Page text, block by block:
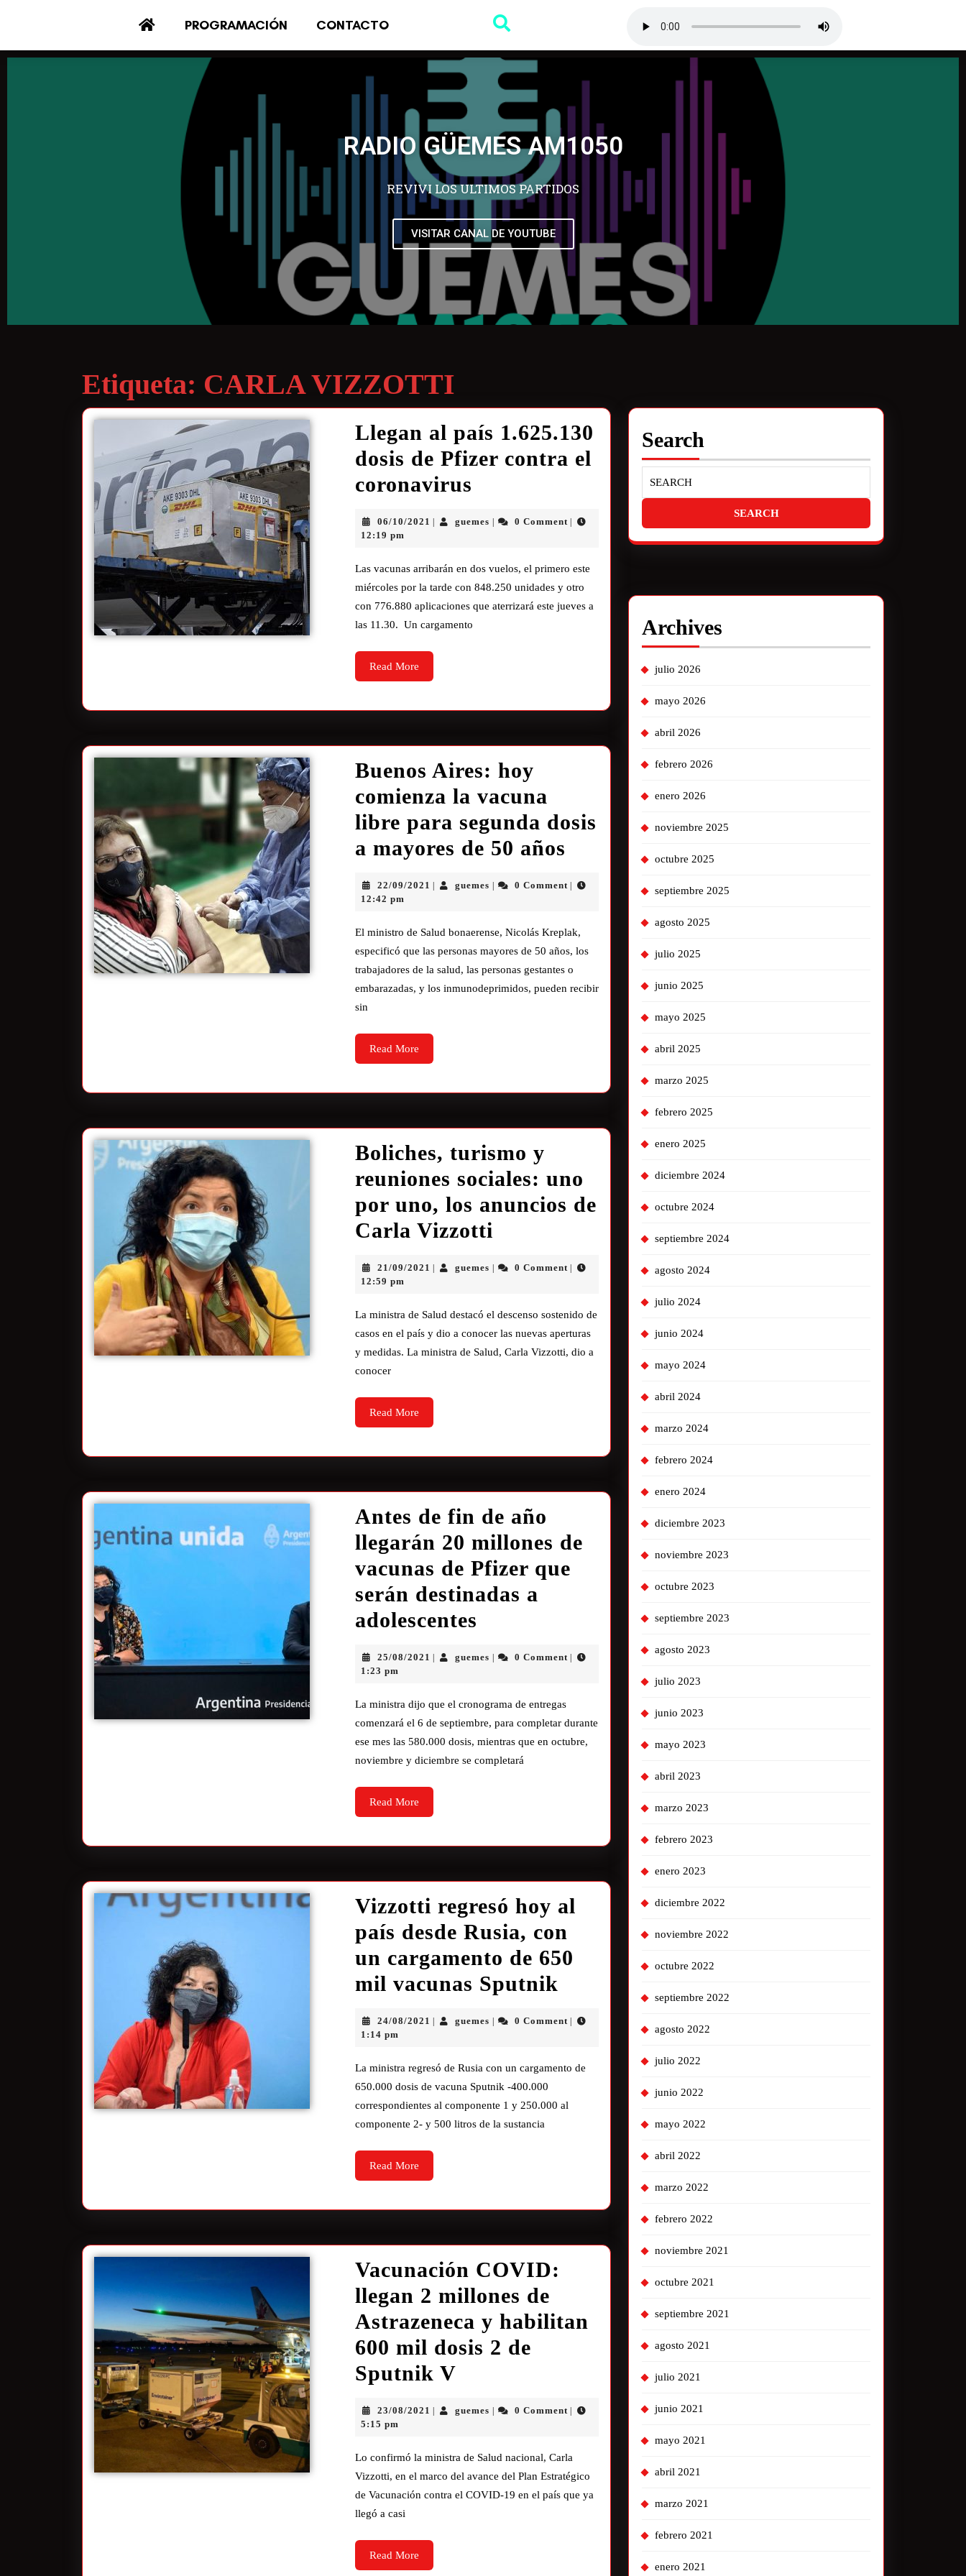
PROGRAMACIÓN CONTACTO
RADIO GÜEMES AM1050
REVIVI LOS ULTIMOS PARTIDOS
VISITAR CANAL DE YOUTUBE
Etiqueta: CARLA VIZZOTTI
Llegan al país 1.625.130
dosis de Pfizer contra el
coronavirus
06/10/2021 guemes 0 Comment
12:19 pm
Las vacunas arribarán en dos vuelos, el primero este
miércoles por la tarde con 848.250 unidades y otro
con 776.880 aplicaciones que aterrizará este jueves a
las 11.30. Un cargamento
Read More
Buenos Aires: hoy
comienza la vacuna
libre para segunda dosis
a mayores de 50 años
22/09/2021 guemes 0 Comment
12:42 pm
El ministro de Salud bonaerense, Nicolás Kreplak,
especificó que las personas mayores de 50 años, los
trabajadores de la salud, las personas gestantes o
embarazadas, y los inmunodeprimidos, pueden recibir
sin
Read More
Boliches, turismo y
reuniones sociales: uno
por uno, los anuncios de
Carla Vizzotti
21/09/2021 guemes 0 Comment
12:59 pm
La ministra de Salud destacó el descenso sostenido de
casos en el país y dio a conocer las nuevas aperturas
y medidas. La ministra de Salud, Carla Vizzotti, dio a
conocer
Read More
Antes de fin de año
llegarán 20 millones de
vacunas de Pfizer que
serán destinadas a
adolescentes
25/08/2021 guemes 0 Comment
1:23 pm
La ministra dijo que el cronograma de entregas
comenzará el 6 de septiembre, para completar durante
ese mes las 580.000 dosis, mientras que en octubre,
noviembre y diciembre se completará
Read More
Vizzotti regresó hoy al
país desde Rusia, con
un cargamento de 650
mil vacunas Sputnik
24/08/2021 guemes 0 Comment
1:14 pm
La ministra regresó de Rusia con un cargamento de
650.000 dosis de vacuna Sputnik -400.000
correspondientes al componente 1 y 250.000 al
componente 2- y 500 litros de la sustancia
Read More
Vacunación COVID:
llegan 2 millones de
Astrazeneca y habilitan
600 mil dosis 2 de
Sputnik V
23/08/2021 guemes 0 Comment
5:15 pm
Lo confirmó la ministra de Salud nacional, Carla
Vizzotti, en el marco del avance del Plan Estratégico
de Vacunación contra el COVID-19 en el país que ya
llegó a casi
Read More
Search
Archives
julio 2026
mayo 2026
abril 2026
febrero 2026
enero 2026
noviembre 2025
octubre 2025
septiembre 2025
agosto 2025
julio 2025
junio 2025
mayo 2025
abril 2025
marzo 2025
febrero 2025
enero 2025
diciembre 2024
octubre 2024
septiembre 2024
agosto 2024
julio 2024
junio 2024
mayo 2024
abril 2024
marzo 2024
febrero 2024
enero 2024
diciembre 2023
noviembre 2023
octubre 2023
septiembre 2023
agosto 2023
julio 2023
junio 2023
mayo 2023
abril 2023
marzo 2023
febrero 2023
enero 2023
diciembre 2022
noviembre 2022
octubre 2022
septiembre 2022
agosto 2022
julio 2022
junio 2022
mayo 2022
abril 2022
marzo 2022
febrero 2022
noviembre 2021
octubre 2021
septiembre 2021
agosto 2021
julio 2021
junio 2021
mayo 2021
abril 2021
marzo 2021
febrero 2021
enero 2021